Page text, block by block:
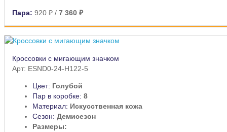
Пара: 920 ₽ / 7 360 ₽
Кроссовки с мигающим значком
Арт: ESND0-24-H122-5
Цвет: Голубой
Пар в коробке: 8
Материал: Искусственная кожа
Сезон: Демисезон
Размеры: